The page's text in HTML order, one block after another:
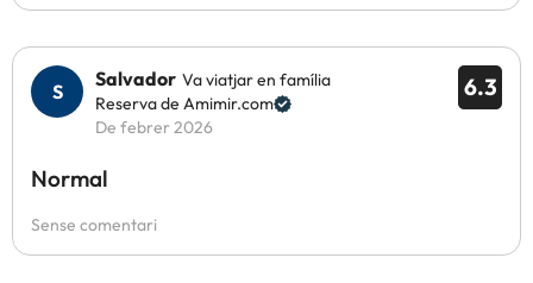
6.3
Salvador Va viatjar en família
Reserva de Amimir.com
De febrer 2026
Normal
Sense comentari